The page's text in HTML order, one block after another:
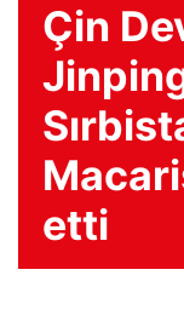
Çin
etti